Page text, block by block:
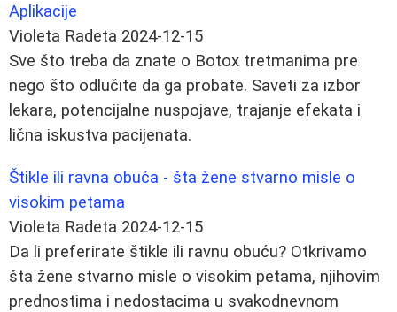
Aplikacije
Violeta Radeta 2024-12-15
Sve što treba da znate o Botox tretmanima pre
nego što odlučite da ga probate. Saveti za izbor
lekara, potencijalne nuspojave, trajanje efekata i
lična iskustva pacijenata.
Štikle ili ravna obuća - šta žene stvarno misle o
visokim petama
Violeta Radeta 2024-12-15
Da li preferirate štikle ili ravnu obuću? Otkrivamo
šta žene stvarno misle o visokim petama, njihovim
prednostima i nedostacima u svakodnevnom